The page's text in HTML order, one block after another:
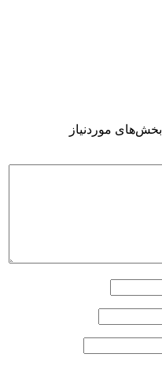
بخش‌های موردنیاز